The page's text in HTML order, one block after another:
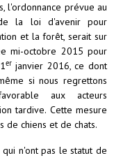
l'ordonnance prévue au
la loi d'avenir pour
et la forêt, serait sur
mi-octobre 2015 pour
erjanvier 2016, ce dont
si nous regrettons
aux acteurs
tardive. Cette mesure
de chiens et de chats.
n'ont pas le statut de